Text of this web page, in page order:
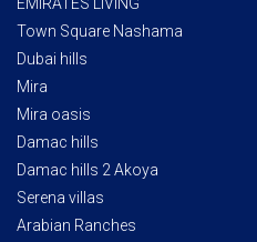
Town Square Nashama
Dubai hills
Mira
Mira oasis
Damac hills
Damac hills 2 Akoya
Serena villas
Arabian Ranches